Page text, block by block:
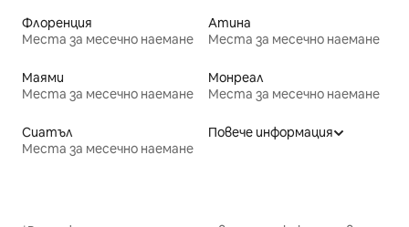
Флоренция
Места за месечно наемане
Атина
Места за месечно наемане
Маями
Места за месечно наемане
Монреал
Места за месечно наемане
Сиатъл
Места за месечно наемане
Повече информация